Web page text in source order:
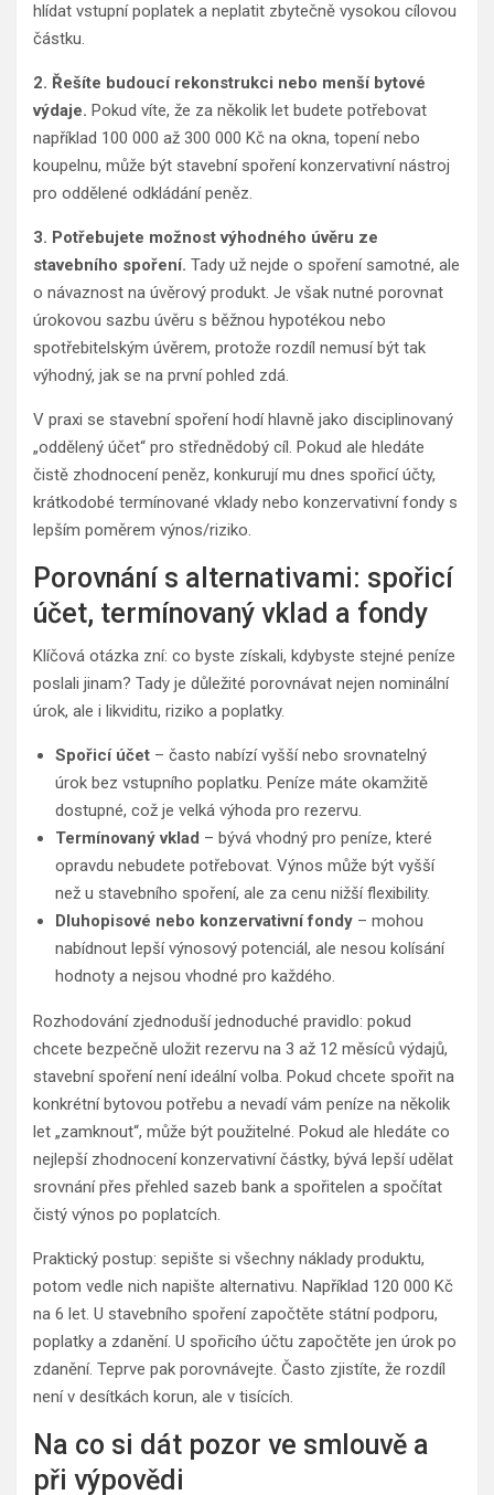
hlídat vstupní poplatek a neplatit zbytečně vysokou cílovou
částku.
2. Řešíte budoucí rekonstrukci nebo menší bytové
výdaje. Pokud víte, že za několik let budete potřebovat
například 100 000 až 300 000 Kč na okna, topení nebo
koupelnu, může být stavební spoření konzervativní nástroj
pro oddělené odkládání peněz.
3. Potřebujete možnost výhodného úvěru ze
stavebního spoření. Tady už nejde o spoření samotné, ale
o návaznost na úvěrový produkt. Je však nutné porovnat
úrokovou sazbu úvěru s běžnou hypotékou nebo
spotřebitelským úvěrem, protože rozdíl nemusí být tak
výhodný, jak se na první pohled zdá.
V praxi se stavební spoření hodí hlavně jako disciplinovaný
„oddělený účet“ pro střednědobý cíl. Pokud ale hledáte
čistě zhodnocení peněz, konkurují mu dnes spořicí účty,
krátkodobé termínované vklady nebo konzervativní fondy s
lepším poměrem výnos/riziko.
Porovnání s alternativami: spořicí
účet, termínovaný vklad a fondy
Klíčová otázka zní: co byste získali, kdybyste stejné peníze
poslali jinam? Tady je důležité porovnávat nejen nominální
úrok, ale i likviditu, riziko a poplatky.
Spořicí účet – často nabízí vyšší nebo srovnatelný
úrok bez vstupního poplatku. Peníze máte okamžitě
dostupné, což je velká výhoda pro rezervu.
Termínovaný vklad – bývá vhodný pro peníze, které
opravdu nebudete potřebovat. Výnos může být vyšší
než u stavebního spoření, ale za cenu nižší flexibility.
Dluhopisové nebo konzervativní fondy – mohou
nabídnout lepší výnosový potenciál, ale nesou kolísání
hodnoty a nejsou vhodné pro každého.
Rozhodování zjednoduší jednoduché pravidlo: pokud
chcete bezpečně uložit rezervu na 3 až 12 měsíců výdajů,
stavební spoření není ideální volba. Pokud chcete spořit na
konkrétní bytovou potřebu a nevadí vám peníze na několik
let „zamknout“, může být použitelné. Pokud ale hledáte co
nejlepší zhodnocení konzervativní částky, bývá lepší udělat
srovnání přes přehled sazeb bank a spořitelen a spočítat
čistý výnos po poplatcích.
Praktický postup: sepište si všechny náklady produktu,
potom vedle nich napište alternativu. Například 120 000 Kč
na 6 let. U stavebního spoření započtěte státní podporu,
poplatky a zdanění. U spořicího účtu započtěte jen úrok po
zdanění. Teprve pak porovnávejte. Často zjistíte, že rozdíl
není v desítkách korun, ale v tisících.
Na co si dát pozor ve smlouvě a
při výpovědi